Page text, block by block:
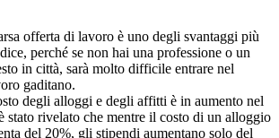
offerta di lavoro è uno degli svantaggi più
perché se non hai una professione o un
in città, sarà molto difficile entrare nel
gaditano.
degli alloggi e degli affitti è in aumento nel
stato rivelato che mentre il costo di un alloggio
del 20%, gli stipendi aumentano solo del